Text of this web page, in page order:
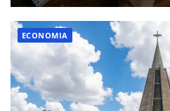
ECONOMIA